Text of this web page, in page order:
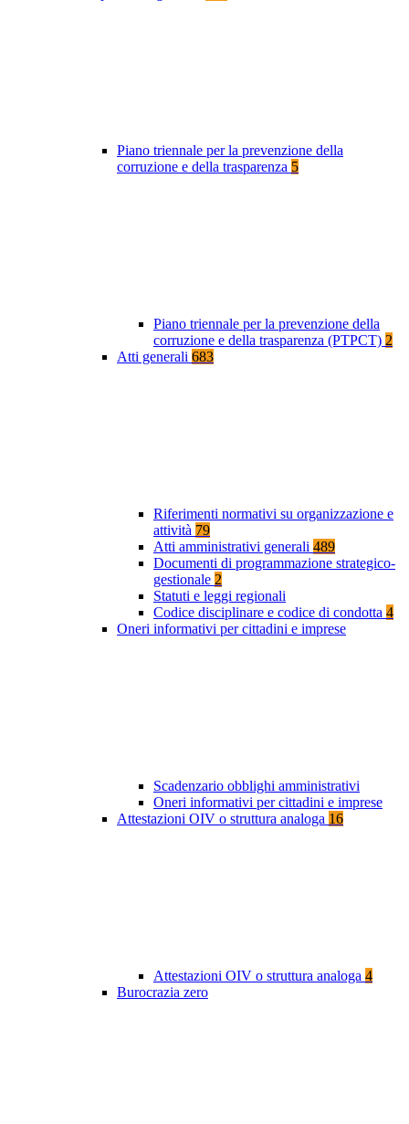
Piano triennale per la prevenzione della
corruzione e della trasparenza 5
Piano triennale per la prevenzione della
corruzione e della trasparenza (PTPCT) 2
Atti generali 683
Riferimenti normativi su organizzazione e
attività 79
Atti amministrativi generali 489
Documenti di programmazione strategico-
gestionale 2
Statuti e leggi regionali
Codice disciplinare e codice di condotta 4
Oneri informativi per cittadini e imprese
Scadenzario obblighi amministrativi
Oneri informativi per cittadini e imprese
Attestazioni OIV o struttura analoga 16
Attestazioni OIV o struttura analoga 4
Burocrazia zero